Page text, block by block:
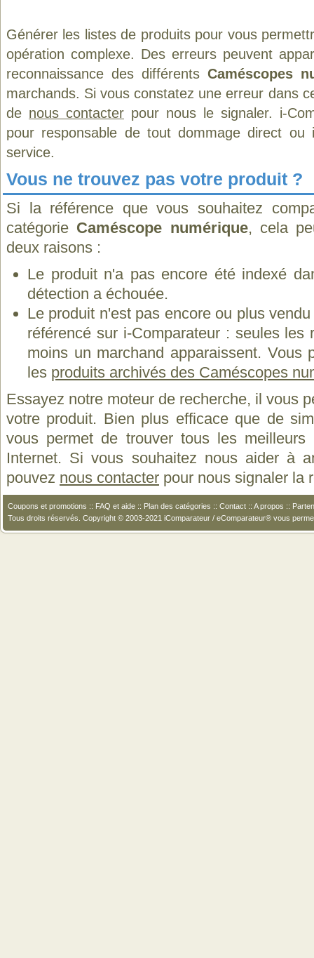
Générer les listes de produits pour vous
opération complexe. Des erreurs peuvent
reconnaissance des différents Caméscopes
marchands. Si vous constatez une erreur dans
de nous contacter pour nous le signaler. i-
pour responsable de tout dommage direct
service.
Vous ne trouvez pas votre produit ?
Si la référence que vous souhaitez
catégorie Caméscope numérique, cela
deux raisons :
Le produit n'a pas encore été indexé
détection a échouée.
Le produit n'est pas encore ou plus
référencé sur i-Comparateur : seules les
moins un marchand apparaissent. Vous
les produits archivés des Caméscopes
Essayez notre moteur de recherche, il vous
votre produit. Bien plus efficace que de
vous permet de trouver tous les
Internet. Si vous souhaitez nous aider à
pouvez nous contacter pour nous signaler la
Coupons et promotions :: FAQ et aide :: Plan des catégories :: Contact :: A propos ::
Tous droits réservés. Copyright © 2003-2021 iComparateur / eComparateur® vous